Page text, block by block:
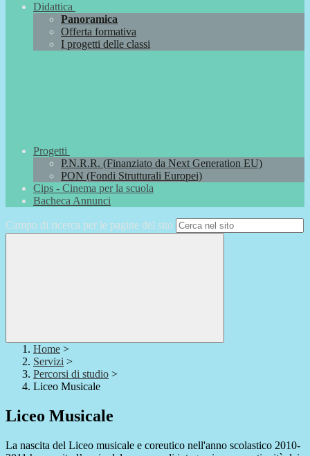
Didattica
Panoramica
Offerta formativa
I progetti delle classi
Progetti
P.N.R.R. (Finanziato da Next Generation EU)
PON (Fondi Strutturali Europei)
Cips - Cinema per la scuola
Bacheca Annunci
Campo di ricerca per le pagine del sito
Home >
Servizi >
Percorsi di studio >
Liceo Musicale
Liceo Musicale
La nascita del Liceo musicale e coreutico nell'anno scolastico 2010-